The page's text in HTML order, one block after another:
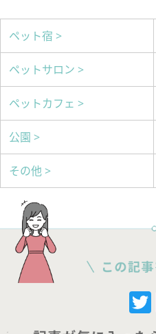
ペット宿 >
ペットサロン >
ペットカフェ >
公園 >
その他 >